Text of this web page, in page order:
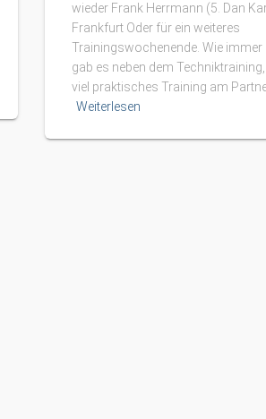
wieder Frank Herrmann (5. Dan
Frankfurt Oder für ein weiteres
Trainingswochenende. Wie immer
gab es neben dem
viel praktisches Training am
Weiterlesen